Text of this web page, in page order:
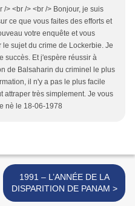
> <br /> <br /> Bonjour, je suis
ce que vous faites des efforts et
votre enquête et vous
sujet du crime de Lockerbie. Je
succès. Et j'espère réussir à
de Balsaharin du criminel le plus
il n'y a pas le plus facile
attraper très simplement. Je vous
nè le 18-06-1978
1991 – L’ANNÉE DE LA
DISPARITION DE PANAM >